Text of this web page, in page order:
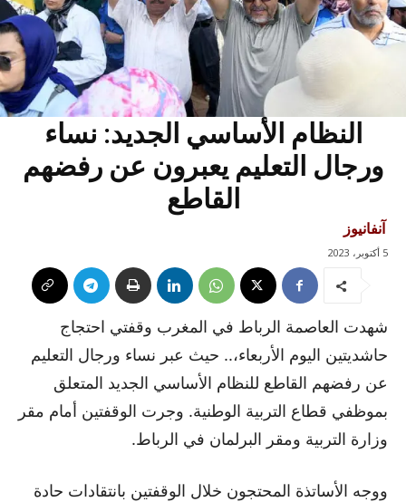
النظام الأساسي الجديد: نساء
ورجال التعليم يعبرون عن رفضهم
القاطع
آنفانيوز
5 أكتوبر، 2023
شهدت العاصمة الرباط في المغرب وقفتي احتجاج
حاشديتين اليوم الأربعاء،.. حيث عبر نساء ورجال التعليم
عن رفضهم القاطع للنظام الأساسي الجديد المتعلق
بموظفي قطاع التربية الوطنية. وجرت الوقفتين أمام مقر
وزارة التربية ومقر البرلمان في الرباط.
ووجه الأساتذة المحتجون خلال الوقفتين بانتقادات حادة